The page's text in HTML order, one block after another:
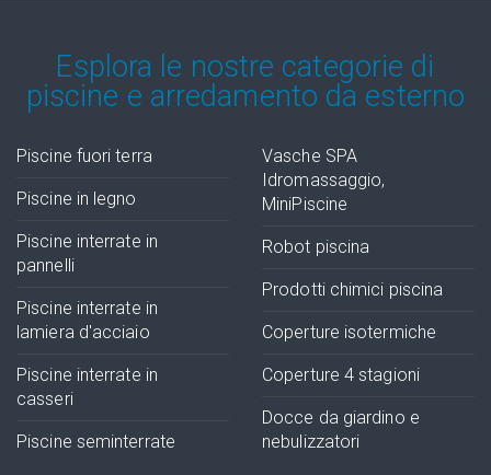
Esplora le nostre categorie di
piscine e arredamento da esterno
Piscine fuori terra
Piscine in legno
Piscine interrate in
pannelli
Piscine interrate in
lamiera d'acciaio
Piscine interrate in
casseri
Piscine seminterrate
Vasche SPA
Idromassaggio,
MiniPiscine
Robot piscina
Prodotti chimici piscina
Coperture isotermiche
Coperture 4 stagioni
Docce da giardino e
nebulizzatori